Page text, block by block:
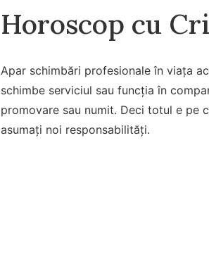
Horoscop cu
Apar schimbări profesionale în viața
schimbe serviciul sau funcția în
promovare sau numit. Deci totul e pe
asumați noi responsabilități.